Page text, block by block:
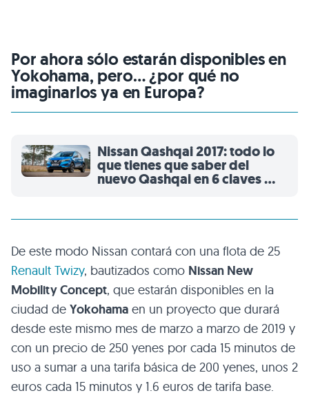
Por ahora sólo estarán disponibles en
Yokohama, pero… ¿por qué no
imaginarlos ya en Europa?
Nissan Qashqai 2017: todo lo
que tienes que saber del
nuevo Qashqai en 6 claves y
De este modo Nissan contará con una flota de 25
Renault Twizy, bautizados como Nissan New
Mobility Concept, que estarán disponibles en la
ciudad de Yokohama en un proyecto que durará
desde este mismo mes de marzo a marzo de 2019 y
con un precio de 250 yenes por cada 15 minutos de
uso a sumar a una tarifa básica de 200 yenes, unos 2
euros cada 15 minutos y 1.6 euros de tarifa base.